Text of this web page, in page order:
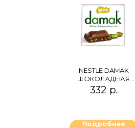
NESTLE DAMAK
ШОКОЛАДНАЯ
ПЛИТКА С
ФИСТАШКАМИ
332 р.
Подробнее